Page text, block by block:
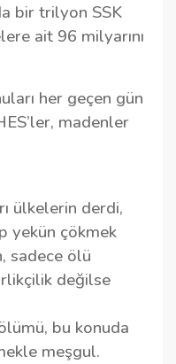
bir trilyon SSK
ait 96 milyarını
her geçen gün
madenler
ülkelerin derdi,
yekün çökmek
sadece ölü
değilse
bu konuda
meşgul.